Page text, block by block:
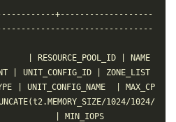
+-------------------
| RESOURCE_POOL_ID | NAME
| ZONE_LIST
| UNIT_CONFIG_NAME  | MAX_CP
1024/1024/
| MIN_IOPS